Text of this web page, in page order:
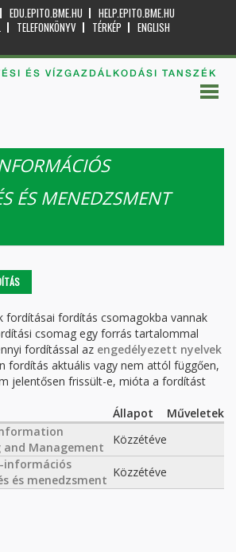
EDU.EPITO.BME.HU
HELP.EPITO.BME.HU
TELEFONKÖNYV TÉRKÉP
ENGLISH
ÉS VÍZGAZDÁLKODÁSI TANSZÉK
ÉS MENEDZSMENT
fordításai fordítás csomagokba vannak
csomag egy forrás tartalommal
fordítással az engedélyezett nyelvek
fordítás aktuális vagy nem attól függően,
jelentősen frissült-e, mióta a fordítást
Állapot
Műveletek
and Management
Közzétéve
információs
és menedzsment
Közzétéve